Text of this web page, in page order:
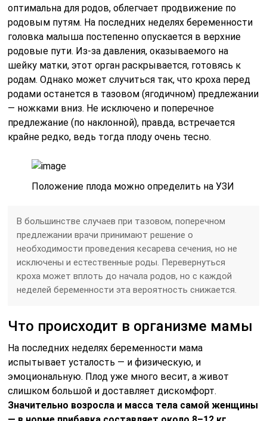
оптимальна для родов, облегчает продвижение по
родовым путям. На последних неделях беременности
головка малыша постепенно опускается в верхние
родовые пути. Из-за давления, оказываемого на
шейку матки, этот орган раскрывается, готовясь к
родам. Однако может случиться так, что кроха перед
родами останется в тазовом (ягодичном) предлежании
— ножками вниз. Не исключено и поперечное
предлежание (по наклонной), правда, встречается
крайне редко, ведь тогда плоду очень тесно.
Положение плода можно определить на УЗИ
В большинстве случаев при тазовом, поперечном
предлежании врачи принимают решение о
необходимости проведения кесарева сечения, но не
исключены и естественные роды. Перевернуться
кроха может вплоть до начала родов, но с каждой
неделей беременности эта вероятность снижается.
Что происходит в организме мамы
На последних неделях беременности мама
испытывает усталость — и физическую, и
эмоциональную. Плод уже много весит, а живот
слишком большой и доставляет дискомфорт.
Значительно возросла и масса тела самой женщины